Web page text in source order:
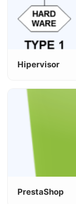
Hipervisor
PrestaShop